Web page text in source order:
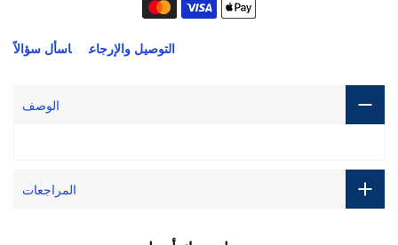
التوصيل والإرجاع اسأل سؤالاً
الوصف
المراجعات